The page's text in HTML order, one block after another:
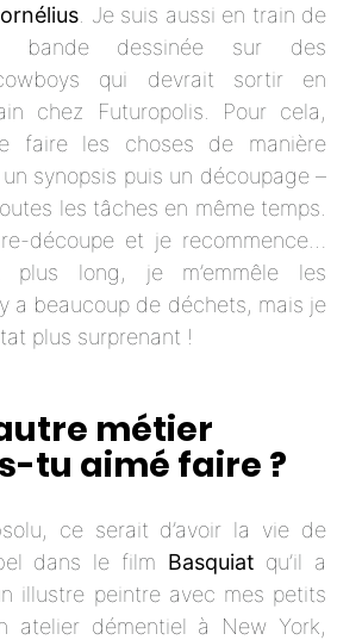
. Je suis aussi en train de
bande dessinée sur des
qui devrait sortir en
chez Futuropolis. Pour cela,
faire les choses de manière
synopsis puis un découpage –
les tâches en même temps.
découpe et je recommence…
plus long, je m’emmêle les
a beaucoup de déchets, mais je
plus surprenant !
métier
tu aimé faire ?
ce serait d’avoir la vie de
dans le film Basquiat qu’il a
illustre peintre avec mes petits
atelier démentiel à New York,